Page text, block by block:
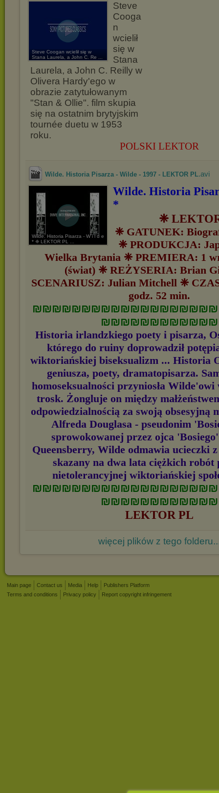
Steve Coogan wcielił się w
Stana Laurela, a John C. Re ...
Steve
Cooga
n
wcielił
się w
Stana
Laurela, a John C. Reilly w
Olivera Hardy'ego w
obrazie zatytułowanym
"Stan & Ollie". film skupia
się na ostatnim brytyjskim
tournée duetu w 1953
roku.
POLSKI LEKTOR
Wilde. Historia Pisarza - Wilde - 1997 - LEKTOR PL.avi
Wilde. Historia Pisarza - W i l d e
* ❈ LEKTOR PL ...
Wilde. Historia
*
❈
❈ GATUNEK:
❈ PRODUKCJA:
Wielka Brytania ❈ PREMIERA: 1
(świat) ❈ REŻYSERIA: Brian
SCENARIUSZ: Julian Mitchell ❈
godz. 52 min.
₪₪₪₪₪₪₪₪₪₪₪₪
Historia irlandzkiego poety i pisarza,
którego do ruiny doprowadził
wiktoriańskiej biseksualizm ... Historia
geniusza, poety, dramatopisarza.
homoseksualności przyniosła
trosk. Żongluje on między
odpowiedzialnością za swoją obsesyjną
Alfreda Douglasa - pseudonim
sprowokowanej przez ojca
Queensberry, Wilde odmawia ucieczki
skazany na dwa lata ciężkich robót
nietolerancyjnej wiktoriańskiej
₪₪₪₪₪₪₪₪₪₪₪₪
LEKTOR PL
więcej plików z tego
Main page Contact us Media Help
Publishers Platform
Terms and conditions
Privacy policy Report copyright infringement